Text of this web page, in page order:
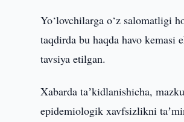
Yo‘lovchilarga o‘z salomatligi
taqdirda bu haqda havo
tavsiya etilgan.
Xabarda taʼkidlanishicha,
epidemiologik xavfsizlikni